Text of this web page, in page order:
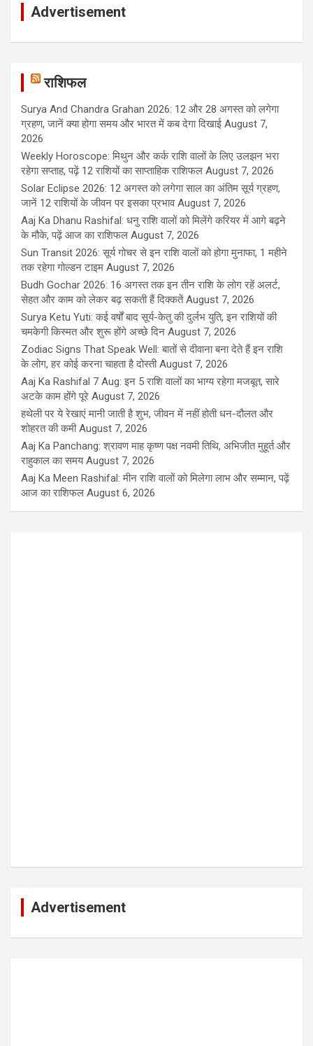
Advertisement
राशिफल
Surya And Chandra Grahan 2026: 12 और 28 अगस्त को लगेगा
ग्रहण, जानें क्या होगा समय और भारत में कब देगा दिखाई August 7,
2026
Weekly Horoscope: मिथुन और कर्क राशि वालों के लिए उलझन भरा
रहेगा सप्ताह, पढ़ें 12 राशियों का साप्ताहिक राशिफल August 7, 2026
Solar Eclipse 2026: 12 अगस्त को लगेगा साल का अंतिम सूर्य ग्रहण,
जानें 12 राशियों के जीवन पर इसका प्रभाव August 7, 2026
Aaj Ka Dhanu Rashifal: धनु राशि वालों को मिलेंगे करियर में आगे बढ़ने
के मौके, पढ़ें आज का राशिफल August 7, 2026
Sun Transit 2026: सूर्य गोचर से इन राशि वालों को होगा मुनाफा, 1 महीने
तक रहेगा गोल्डन टाइम August 7, 2026
Budh Gochar 2026: 16 अगस्त तक इन तीन राशि के लोग रहें अलर्ट,
सेहत और काम को लेकर बढ़ सकती हैं दिक्कतें August 7, 2026
Surya Ketu Yuti: कई वर्षों बाद सूर्य-केतु की दुर्लभ युति, इन राशियों की
चमकेगी किस्मत और शुरू होंगे अच्छे दिन August 7, 2026
Zodiac Signs That Speak Well: बातों से दीवाना बना देते हैं इन राशि
के लोग, हर कोई करना चाहता है दोस्ती August 7, 2026
Aaj Ka Rashifal 7 Aug: इन 5 राशि वालों का भाग्य रहेगा मजबूत, सारे
अटके काम होंगे पूरे August 7, 2026
हथेली पर ये रेखाएं मानी जाती है शुभ, जीवन में नहीं होती धन-दौलत और
शोहरत की कमी August 7, 2026
Aaj Ka Panchang: श्रावण माह कृष्ण पक्ष नवमी तिथि, अभिजीत मुहूर्त और
राहुकाल का समय August 7, 2026
Aaj Ka Meen Rashifal: मीन राशि वालों को मिलेगा लाभ और सम्मान, पढ़ें
आज का राशिफल August 6, 2026
Advertisement